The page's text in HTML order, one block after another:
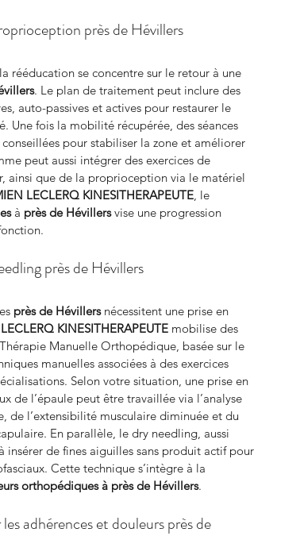
près de Hévillers
rééducation se concentre sur le retour à une
. Le plan de traitement peut inclure des
auto-passives et actives pour restaurer le
Une fois la mobilité récupérée, des séances
pour stabiliser la zone et améliorer
peut aussi intégrer des exercices de
ainsi que de la proprioception via le matériel
LECLERQ KINESITHERAPEUTE, le
à près de Hévillers vise une progression
près de Hévillers
près de Hévillers nécessitent une prise en
KINESITHERAPEUTE mobilise des
Manuelle Orthopédique, basée sur le
manuelles associées à des exercices
Selon votre situation, une prise en
de l’épaule peut être travaillée via l’analyse
de l’extensibilité musculaire diminuée et du
En parallèle, le dry needling, aussi
insérer de fines aiguilles sans produit actif pour
Cette technique s’intègre à la
orthopédiques à près de Hévillers.
adhérences et douleurs près de